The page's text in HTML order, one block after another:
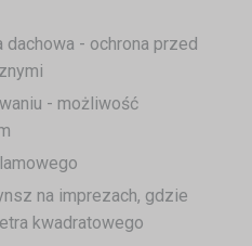
- ochrona przed
- możliwość
na imprezach, gdzie
kwadratowego